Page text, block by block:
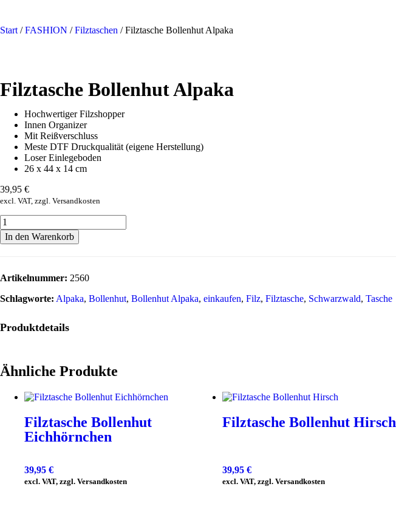
Start /FASHION /Filztaschen / Filztasche Bollenhut Alpaka
Filztasche Bollenhut Alpaka
Hochwertiger Filzshopper
Innen Organizer
Mit Reißverschluss
Meste DTF Druckqualität (eigene Herstellung)
Loser Einlegeboden
26 x 44 x 14 cm
39,95 €
excl. VAT, zzgl. Versandkosten
In den Warenkorb
Artikelnummer: 2560
Schlagworte: Alpaka, Bollenhut, Bollenhut Alpaka, einkaufen, Filz, Filztasche, Schwarzwald, Tasche
Produktdetails
Ähnliche Produkte
Filztasche Bollenhut
Eichhörnchen
39,95 €
excl. VAT, zzgl. Versandkosten
Filztasche Bollenhut Hirsch
39,95 €
excl. VAT, zzgl. Versandkosten